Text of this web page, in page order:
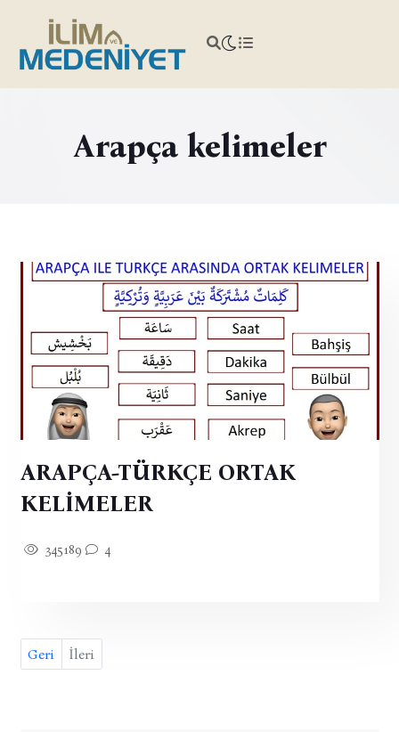
Arapça kelimeler
ARAPÇA-TÜRKÇE ORTAK
KELİMELER
345189 4
Geri İleri